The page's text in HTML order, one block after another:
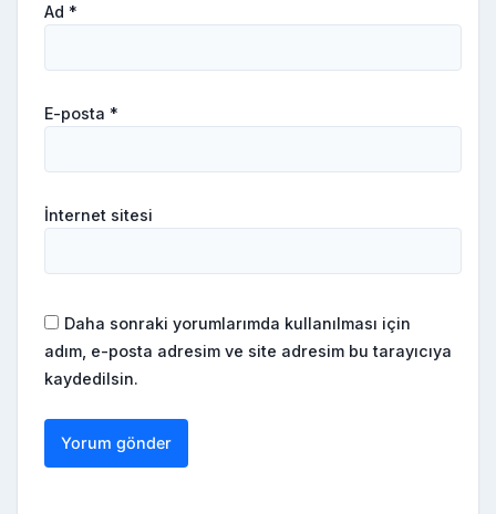
Ad *
E-posta *
İnternet sitesi
Daha sonraki yorumlarımda kullanılması için
adım, e-posta adresim ve site adresim bu tarayıcıya
kaydedilsin.